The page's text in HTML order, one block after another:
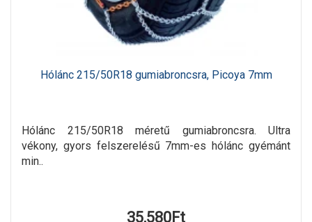
Hólánc 215/50R18 gumiabroncsra, Picoya 7mm
Hólánc 215/50R18 méretű gumiabroncsra. Ultra
vékony, gyors felszerelésű 7mm-es hólánc gyémánt
min..
35,580Ft